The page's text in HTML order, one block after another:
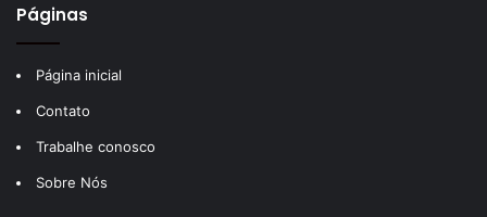
Páginas
Página inicial
Contato
Trabalhe conosco
Sobre Nós